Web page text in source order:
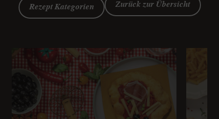
Rezept Kategorien Zurück zur Übersicht